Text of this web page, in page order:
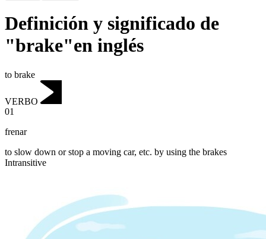
Definición y significado de
"brake"en inglés
to brake
VERBO
01
frenar
to slow down or stop a moving car, etc. by using the brakes
Intransitive